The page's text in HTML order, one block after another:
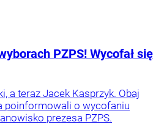
PZPS! Wycofał się
a teraz Jacek Kasprzyk. Obaj
poinformowali o wycofaniu
prezesa PZPS.